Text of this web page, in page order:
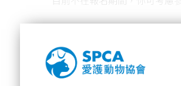
https://www.spca.org.hk/zh-
https://www.spca.org.hk/zh-